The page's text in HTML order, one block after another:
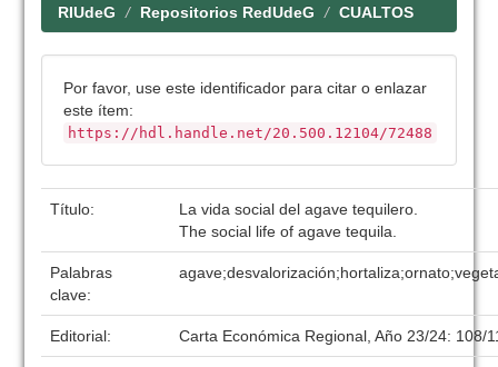
RIUdeG Repositorios RedUdeG CUALTOS
Por favor, use este identificador para citar o enlazar
este ítem:
https://hdl.handle.net/20.500.12104/72488
Título:
La vida social del agave tequilero.
The social life of agave tequila.
Palabras
clave:
Editorial: Carta Económica Regional, Año 23/24: 108/